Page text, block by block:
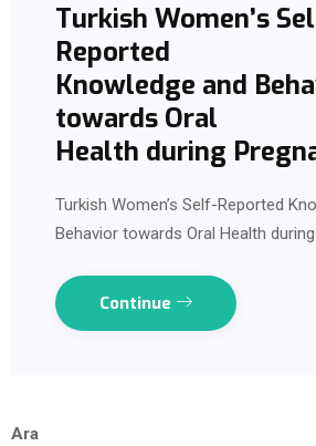
Turkish Women’s
Reported
Knowledge and
towards Oral
Health during
Turkish Women’s Self-Reported
Behavior towards Oral Health
Continue
Ara